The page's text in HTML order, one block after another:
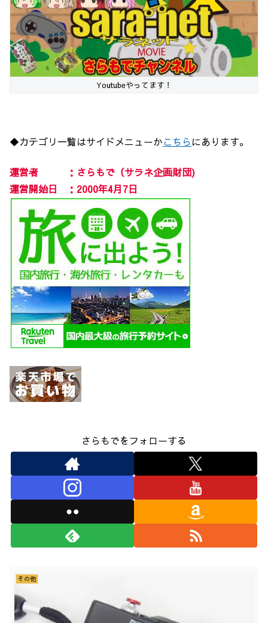
Youtubeやってます！
◆カテゴリ一覧はサイドメニューかこちら にあります。
運営者 ：さらもで（サラネ企画財団)
運営開始日 ：2000年4月7日
さらもでをフォローする
その他